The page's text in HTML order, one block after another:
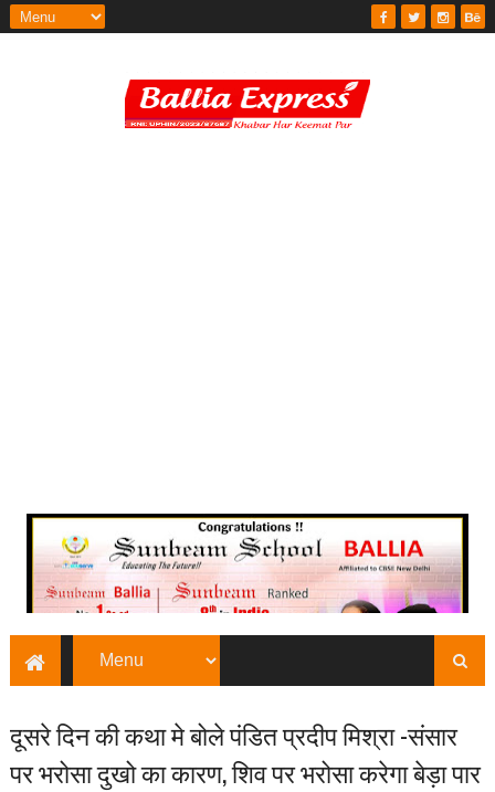
दूसरे दिन की कथा मे बोले पंडित प्रदीप मिश्रा -संसार
पर भरोसा दुखो का कारण, शिव पर भरोसा करेगा बेड़ा पार